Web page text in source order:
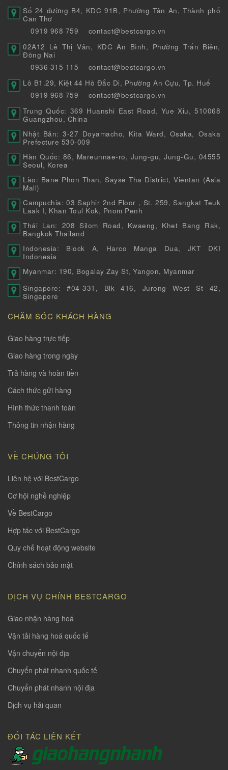
Số 24 đường B4, KDC 91B, Phường Tân An, Thành phố
Cần Thơ
0919 968 759
contact@bestcargo.vn
02A12 Lê Thị Vân, KDC An Bình, Phường Trấn Biên,
Đồng Nai
0936 315 115
contact@bestcargo.vn
Lô B1.29, Kiệt 44 Hồ Đắc Di, Phường An Cựu, Tp. Huế
0919 968 759
contact@bestcargo.vn
Trung Quốc: 369 Huanshi East Road, Yue Xiu, 510068
Guangzhou, China
Nhật Bản: 3-27 Doyamacho, Kita Ward, Osaka, Osaka
Prefecture 530-009
Hàn Quốc: 86, Mareunnae-ro, Jung-gu, Jung-Gu, 04555
Seoul, Korea
Lào: Bane Phon Than, Sayse Tha District, Vientan (Asia
Mall)
Campuchia: 03 Saphir 2nd Floor , St. 259, Sangkat Teuk
Laak I, Khan Toul Kok, Pnom Penh
Thái Lan: 208 Silom Road, Kwaeng, Khet Bang Rak,
Bangkok Thailand
Indonesia: Block A, Harco Manga Dua, JKT DKI
Indonesia
Myanmar: 190, Bogalay Zay St, Yangon, Myanmar
Singapore: #04-331, Blk 416, Jurong West St 42,
Singapore
CHĂM SÓC KHÁCH HÀNG
Giao hàng trực tiếp
Giao hàng trong ngày
Trả hàng và hoàn tiền
Cách thức gửi hàng
Hình thức thanh toàn
Thông tin nhận hàng
VỀ CHÚNG TÔI
Liên hệ với BestCargo
Cơ hội nghề nghiệp
Về BestCargo
Hợp tác với BestCargo
Quy chế hoạt động website
Chính sách bảo mật
DỊCH VỤ CHÍNH BESTCARGO
Giao nhận hàng hoá
Vận tải hàng hoá quốc tế
Vận chuyển nội địa
Chuyển phát nhanh quốc tế
Chuyển phát nhanh nội địa
Dịch vụ hải quan
ĐỐI TÁC LIÊN KẾT